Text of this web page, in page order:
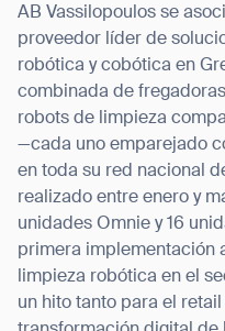
AB Vassilopoulos se
proveedor líder de
robótica y cobótica en
combinada de
robots de limpieza
—cada uno emparejado
en toda su red nacional
realizado entre enero y
unidades Omnie y 16
primera implementación
limpieza robótica en el
un hito tanto para el
I agree to receive the latest
can unsubscribe at any